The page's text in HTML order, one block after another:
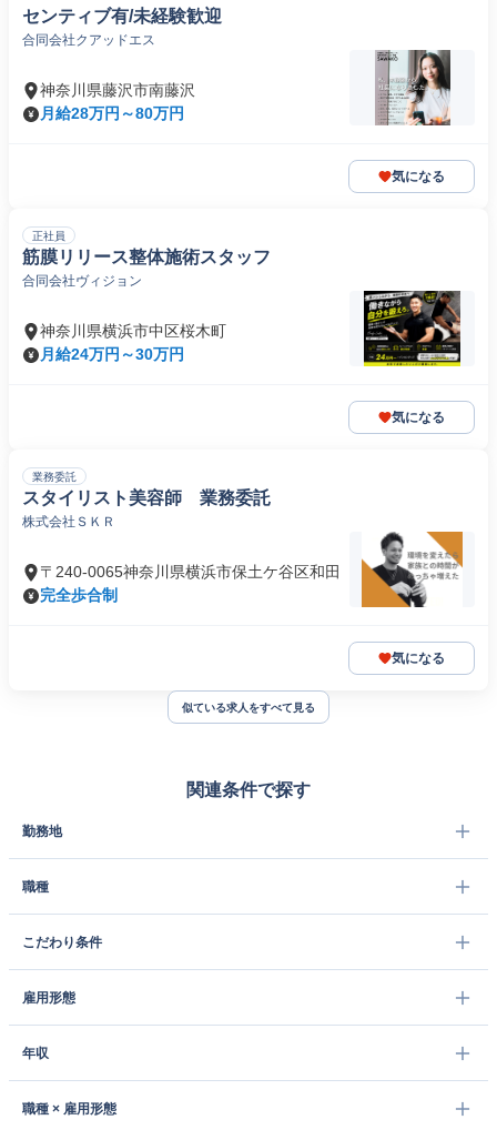
センティブ有/未経験歓迎
合同会社クアッドエス
神奈川県藤沢市南藤沢
月給28万円～80万円
気になる
正社員
筋膜リリース整体施術スタッフ
合同会社ヴィジョン
神奈川県横浜市中区桜木町
月給24万円～30万円
気になる
業務委託
スタイリスト美容師 業務委託
株式会社ＳＫＲ
〒240-0065神奈川県横浜市保土ケ谷区和田
完全歩合制
気になる
似ている求人をすべて見る
関連条件で探す
勤務地
職種
こだわり条件
雇用形態
年収
職種 × 雇用形態